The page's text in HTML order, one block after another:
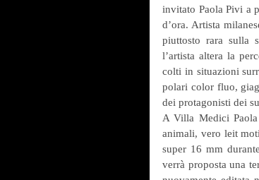
invitato Paola Pivi a
d’ora. Artista
piuttosto rara sulla
l’artista altera la
colti in situazioni
polari color fluo,
dei protagonisti dei
A Villa Medici
animali, vero leit
super 16 mm
verrà proposta una